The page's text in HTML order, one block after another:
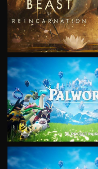
VIEW
VIEW